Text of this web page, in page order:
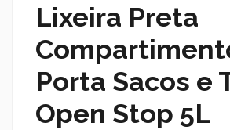
Lixeira Preta
Porta Sacos e
Open Stop 5L